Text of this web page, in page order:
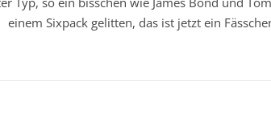
einem Sixpack gelitten, das ist jetzt ein